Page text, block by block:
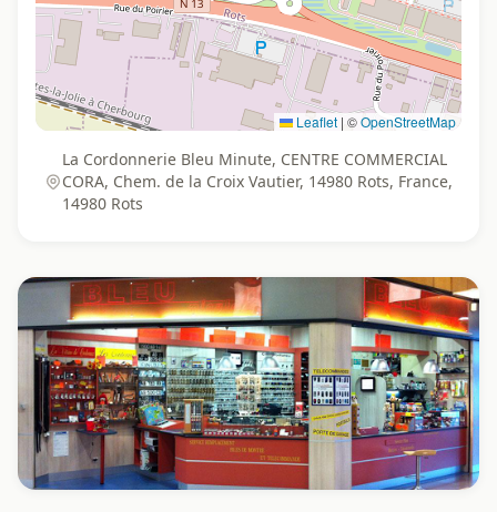
Leaflet | ©OpenStreetMap
La Cordonnerie Bleu Minute, CENTRE COMMERCIAL
CORA, Chem. de la Croix Vautier, 14980 Rots, France,
14980 Rots